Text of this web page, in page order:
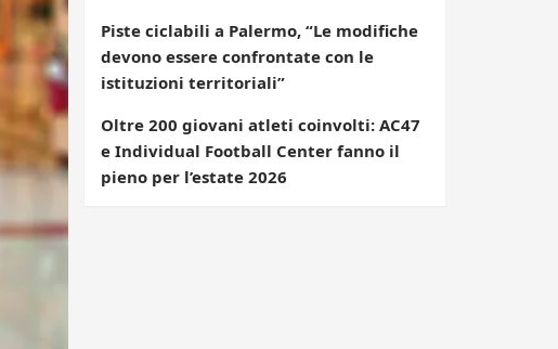
Piste ciclabili a Palermo, “Le modifiche
devono essere confrontate con le
istituzioni territoriali”
Oltre 200 giovani atleti coinvolti: AC47
e Individual Football Center fanno il
pieno per l’estate 2026